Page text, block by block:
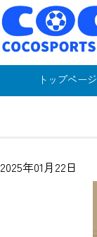
トップページ
2025年01月22日